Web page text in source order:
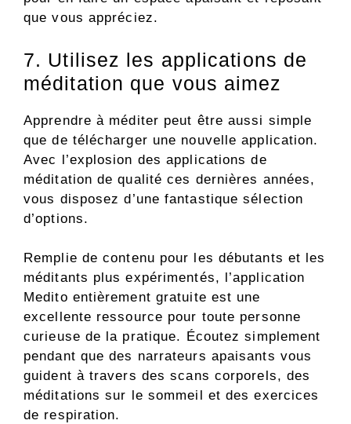
que vous appréciez.
7. Utilisez les applications de
méditation que vous aimez
Apprendre à méditer peut être aussi simple
que de télécharger une nouvelle application.
Avec l’explosion des applications de
méditation de qualité ces dernières années,
vous disposez d’une fantastique sélection
d’options.
Remplie de contenu pour les débutants et les
méditants plus expérimentés, l’application
Medito entièrement gratuite est une
excellente ressource pour toute personne
curieuse de la pratique. Écoutez simplement
pendant que des narrateurs apaisants vous
guident à travers des scans corporels, des
méditations sur le sommeil et des exercices
de respiration.